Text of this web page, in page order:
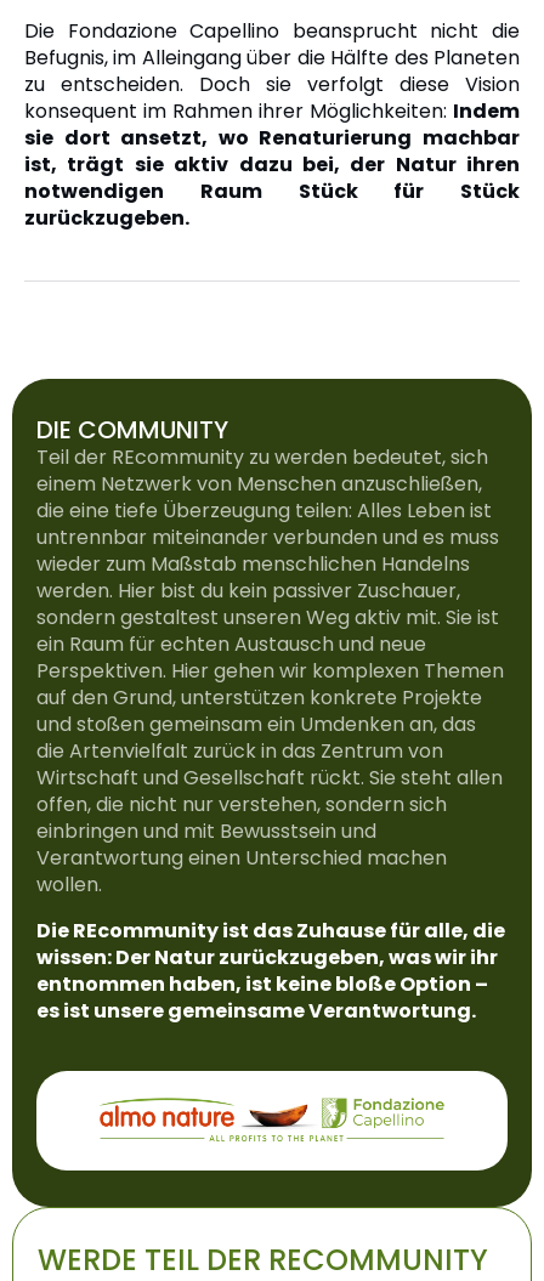
Die Fondazione Capellino beansprucht nicht die
Befugnis, im Alleingang über die Hälfte des Planeten
zu entscheiden. Doch sie verfolgt diese Vision
konsequent im Rahmen ihrer Möglichkeiten: Indem
sie dort ansetzt, wo Renaturierung machbar
ist, trägt sie aktiv dazu bei, der Natur ihren
notwendigen Raum Stück für Stück
zurückzugeben.
DIE COMMUNITY
Teil der REcommunity zu werden bedeutet, sich
einem Netzwerk von Menschen anzuschließen,
die eine tiefe Überzeugung teilen: Alles Leben ist
untrennbar miteinander verbunden und es muss
wieder zum Maßstab menschlichen Handelns
werden. Hier bist du kein passiver Zuschauer,
sondern gestaltest unseren Weg aktiv mit. Sie ist
ein Raum für echten Austausch und neue
Perspektiven. Hier gehen wir komplexen Themen
auf den Grund, unterstützen konkrete Projekte
und stoßen gemeinsam ein Umdenken an, das
die Artenvielfalt zurück in das Zentrum von
Wirtschaft und Gesellschaft rückt. Sie steht allen
offen, die nicht nur verstehen, sondern sich
einbringen und mit Bewusstsein und
Verantwortung einen Unterschied machen
wollen.
Die REcommunity ist das Zuhause für alle, die
wissen: Der Natur zurückzugeben, was wir ihr
entnommen haben, ist keine bloße Option –
es ist unsere gemeinsame Verantwortung.
WERDE TEIL DER RECOMMUNITY